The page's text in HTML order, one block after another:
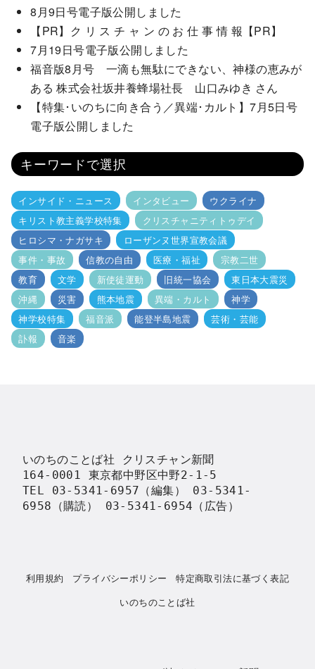
8月9日号電子版公開しました
【PR】ク リ ス チ ャ ン の お 仕 事 情 報【PR】
7月19日号電子版公開しました
福音版8月号 一滴も無駄にできない、神様の恵みが
ある 株式会社坂井養蜂場社長 山口みゆき さん
【特集･いのちに向き合う／異端･カルト】7月5日号
電子版公開しました
キーワードで選択
インサイド・ニュース インタビュー
ウクライナ
キリスト教主義学校特集
クリスチャニティトゥデイ
ヒロシマ・ナガサキ
ローザンヌ世界宣教会議
事件・事故
信教の自由 医療・福祉
宗教二世
教育
文学 新使徒運動 旧統一協会
東日本大震災
沖縄
災害 熊本地震 異端・カルト
神学
神学校特集
福音派 能登半島地震
芸術・芸能
訃報
音楽
いのちのことば社 クリスチャン新聞
164-0001 東京都中野区中野2-1-5
TEL 03-5341-6957（編集） 03-5341-
6958（購読） 03-5341-6954（広告）
利用規約 プライバシーポリシー
特定商取引法に基づく表記
いのちのことば社